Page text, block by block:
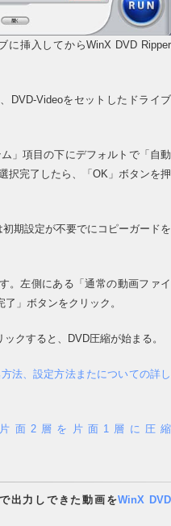
に挿入してからWinX DVD Ripper
DVD-Videoをセットしたドライブ
」項目の下にデフォルトで「自動
択完了したら、「OK」ボタンを押
期設定が不要でにコピーガードを
。左側にある「通常の動画ファイ
」ボタンをクリック。
クすると、DVD圧縮が始まる。
法、設定方法またについての詳し
片面2層を片面1層に圧縮
出力しできた動画をWinX DVD